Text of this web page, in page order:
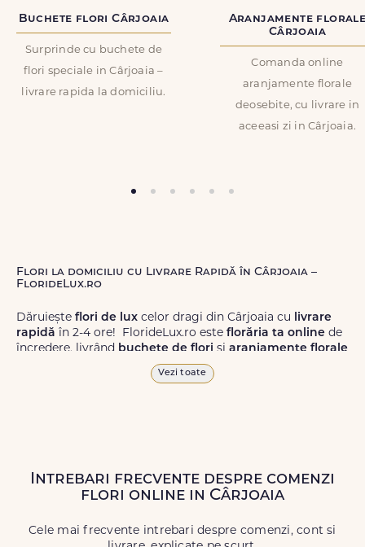
Buchete flori Cârjoaia
Surprinde cu buchete de
flori speciale in Cârjoaia –
livrare rapida la domiciliu.
Aranjamente
Cârjoaia
Comanda online
aranjamente florale
deosebite, cu livrare in
aceeasi zi in Cârjoaia.
Flori la domiciliu cu Livrare Rapidă în Cârjoaia –
FlorideLux.ro
Dăruiește flori de lux celor dragi din Cârjoaia cu livrare
rapidă în 2-4 ore! FlorideLux.ro este florăria ta online de
încredere, livrând buchete de flori și aranjamente florale
de calitate superioară în Cârjoaia și în toată România.
Livrăm buchete de florichiar și în weekend, pentru ca tu
să poți adresa un gest frumos atunci când ai nevoie.
Vezi toate
Intrebari frecvente despre comenzi
flori online in Cârjoaia
Cele mai frecvente intrebari despre comenzi, cont si